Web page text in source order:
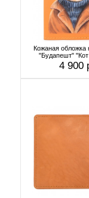
Кожаная обложка
"Будапешт"
4 900